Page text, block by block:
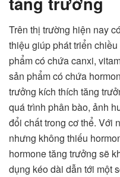
Trên thị trường hiện nay
thiệu giúp phát triển
phẩm có chứa canxi,
sản phẩm có chứa
trưởng kích thích tăng
quá trình phân bào, ảnh
đổi chất trong cơ thể. Với
nhưng không thiếu
hormone tăng trưởng sẽ
dụng kéo dài dẫn tới một